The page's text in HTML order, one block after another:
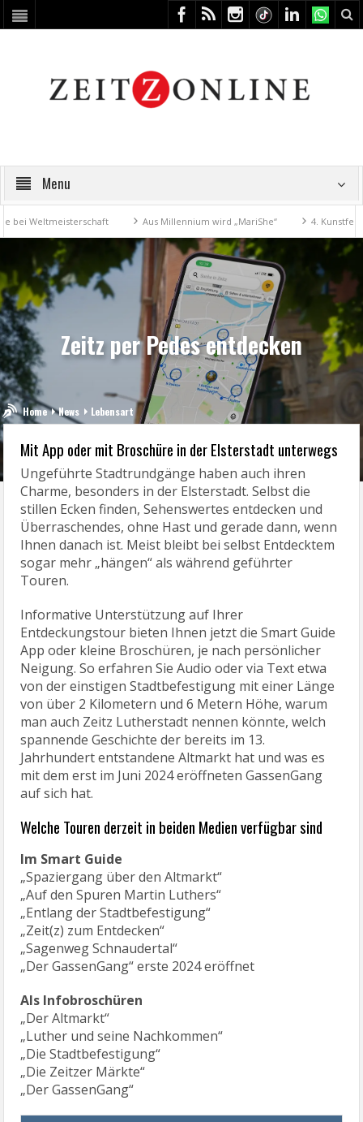
Menu
Aus Millennium wird „MariShe“ 4. Kunstfest macht
Zeitz per Pedes entdecken
Home News Lebensart
Mit App oder mit Broschüre in der Elsterstadt unterwegs
Ungeführte Stadtrundgänge haben auch ihren
Charme, besonders in der Elsterstadt. Selbst die
stillen Ecken finden, Sehenswertes entdecken und
Überraschendes, ohne Hast und gerade dann, wenn
Ihnen danach ist. Meist bleibt bei selbst Entdecktem
sogar mehr „hängen“ als während geführter
Touren.
Informative Unterstützung auf Ihrer
Entdeckungstour bieten Ihnen jetzt die Smart Guide
App oder kleine Broschüren, je nach persönlicher
Neigung. So erfahren Sie Audio oder via Text etwa
von der einstigen Stadtbefestigung mit einer Länge
von über 2 Kilometern und 6 Metern Höhe, warum
man auch Zeitz Lutherstadt nennen könnte, welch
spannende Geschichte der bereits im 13.
Jahrhundert entstandene Altmarkt hat und was es
mit dem erst im Juni 2024 eröffneten GassenGang
auf sich hat.
Welche Touren derzeit in beiden Medien verfügbar sind
Im Smart Guide
„Spaziergang über den Altmarkt“
„Auf den Spuren Martin Luthers“
„Entlang der Stadtbefestigung“
„Zeit(z) zum Entdecken“
„Sagenweg Schnaudertal“
„Der GassenGang“ erste 2024 eröffnet
Als Infobroschüren
„Der Altmarkt“
„Luther und seine Nachkommen“
„Die Stadtbefestigung“
„Die Zeitzer Märkte“
„Der GassenGang“